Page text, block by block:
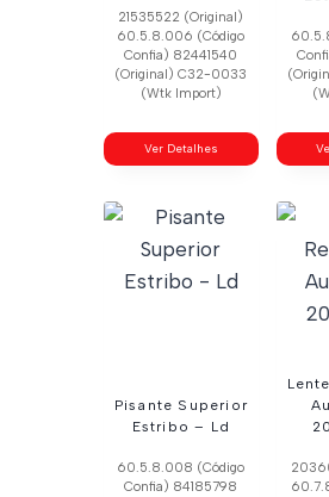
21535522 (Original)
60.5.8.006 (Código
Confia) 82441540
(Original) C32-0033
(Wtk Import)
Ver Detalhes
Pisante Superior
Estribo – Ld
60.5.8.008 (Código
Confia) 84185798